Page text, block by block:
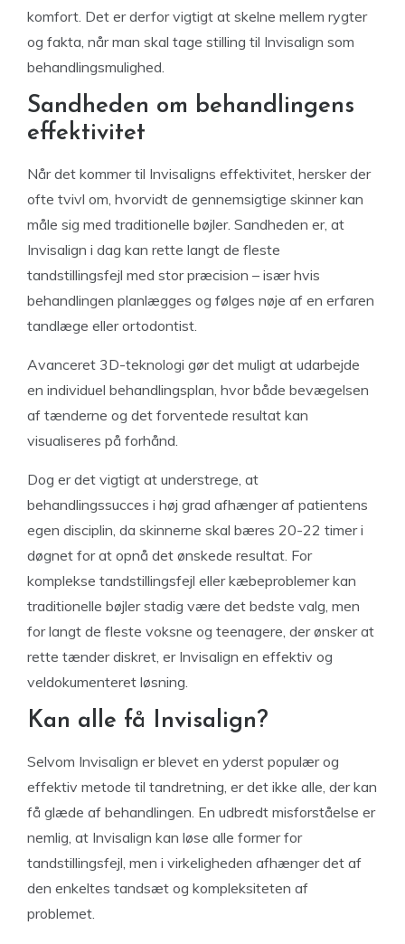
komfort. Det er derfor vigtigt at skelne mellem rygter
og fakta, når man skal tage stilling til Invisalign som
behandlingsmulighed.
Sandheden om behandlingens
effektivitet
Når det kommer til Invisaligns effektivitet, hersker der
ofte tvivl om, hvorvidt de gennemsigtige skinner kan
måle sig med traditionelle bøjler. Sandheden er, at
Invisalign i dag kan rette langt de fleste
tandstillingsfejl med stor præcision – især hvis
behandlingen planlægges og følges nøje af en erfaren
tandlæge eller ortodontist.
Avanceret 3D-teknologi gør det muligt at udarbejde
en individuel behandlingsplan, hvor både bevægelsen
af tænderne og det forventede resultat kan
visualiseres på forhånd.
Dog er det vigtigt at understrege, at
behandlingssucces i høj grad afhænger af patientens
egen disciplin, da skinnerne skal bæres 20-22 timer i
døgnet for at opnå det ønskede resultat. For
komplekse tandstillingsfejl eller kæbeproblemer kan
traditionelle bøjler stadig være det bedste valg, men
for langt de fleste voksne og teenagere, der ønsker at
rette tænder diskret, er Invisalign en effektiv og
veldokumenteret løsning.
Kan alle få Invisalign?
Selvom Invisalign er blevet en yderst populær og
effektiv metode til tandretning, er det ikke alle, der kan
få glæde af behandlingen. En udbredt misforståelse er
nemlig, at Invisalign kan løse alle former for
tandstillingsfejl, men i virkeligheden afhænger det af
den enkeltes tandsæt og kompleksiteten af
problemet.